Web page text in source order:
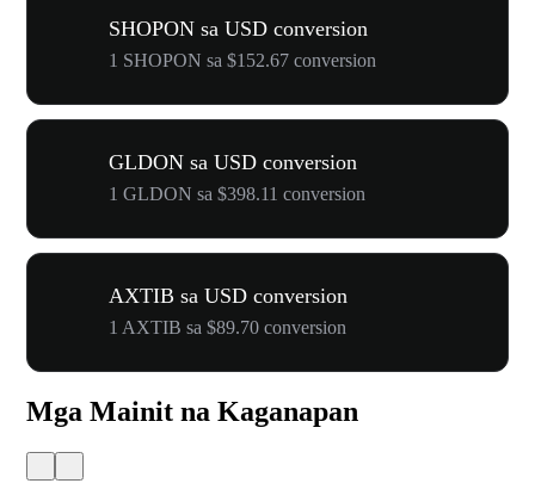
SHOPON sa USD conversion
1 SHOPON sa $152.67 conversion
GLDON sa USD conversion
1 GLDON sa $398.11 conversion
AXTIB sa USD conversion
1 AXTIB sa $89.70 conversion
Mga Mainit na Kaganapan